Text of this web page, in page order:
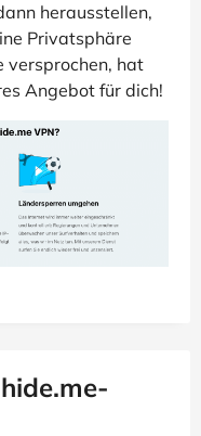
herausstellen,
Privatsphäre
versprochen, hat
Angebot für dich!